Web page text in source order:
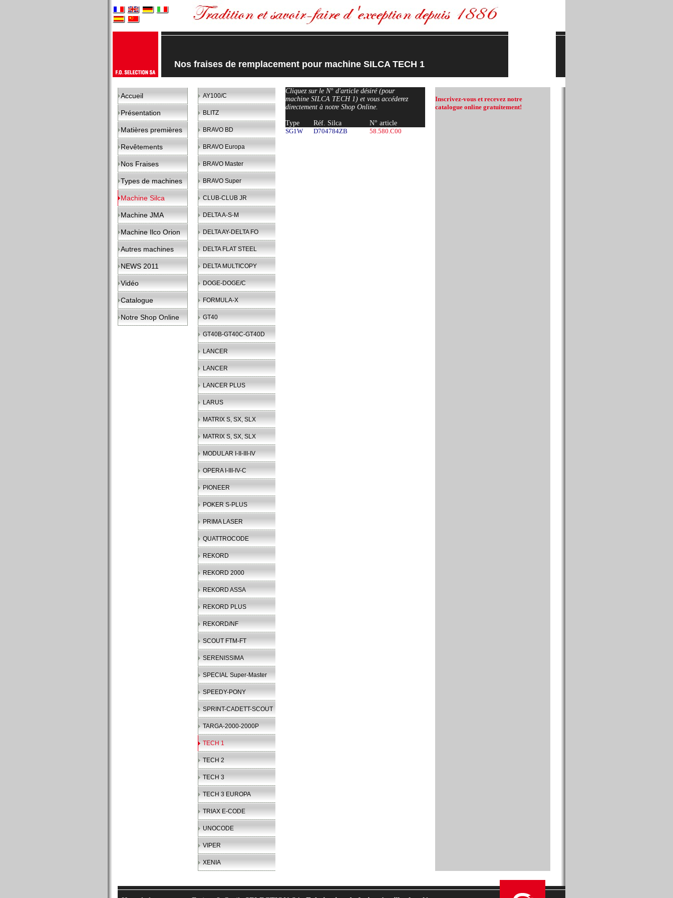
Nos fraises de remplacement pour machine SILCA TECH 1
Accueil
Présentation
Matières premières
Revêtements
Nos Fraises
Types de machines
Machine Silca
Machine JMA
Machine Ilco Orion
Autres machines
NEWS 2011
Vidéo
Catalogue
Notre Shop Online
AY100/C
BLITZ
BRAVO BD
BRAVO Europa
BRAVO Master
BRAVO Super
CLUB-CLUB JR
DELTA A-S-M
DELTA AY-DELTA FO
DELTA FLAT STEEL
DELTA MULTICOPY
DOGE-DOGE/C
FORMULA-X
GT40
GT40B-GT40C-GT40D
LANCER
LANCER
LANCER PLUS
LARUS
MATRIX S, SX, SLX
MATRIX S, SX, SLX
MODULAR I-II-III-IV
OPERA I-III-IV-C
PIONEER
POKER S-PLUS
PRIMA LASER
QUATTROCODE
REKORD
REKORD 2000
REKORD ASSA
REKORD PLUS
REKORD/NF
SCOUT FTM-FT
SERENISSIMA
SPECIAL Super-Master
SPEEDY-PONY
SPRINT-CADETT-SCOUT
TARGA-2000-2000P
TECH 1
TECH 2
TECH 3
TECH 3 EUROPA
TRIAX E-CODE
UNOCODE
VIPER
XENIA
Cliquez sur le N° d'article désiré (pour
machine SILCA TECH 1) et vous accéderez
directement à notre Shop Online.
Type Réf. Silca
N° article
SG1W
D704784ZB 58.580.C00
Inscrivez-vous et recevez notre
catalogue online gratuitement!